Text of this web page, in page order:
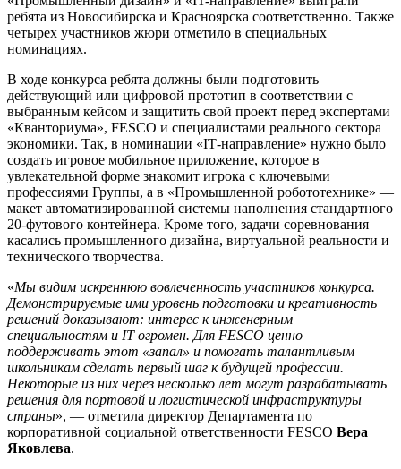
ребята из Новосибирска и Красноярска соответственно. Также
четырех участников жюри отметило в специальных
номинациях.
В ходе конкурса ребята должны были подготовить
действующий или цифровой прототип в соответствии с
выбранным кейсом и защитить свой проект перед экспертами
«Кванториума», FESCO и специалистами реального сектора
экономики. Так, в номинации «IT-направление» нужно было
создать игровое мобильное приложение, которое в
увлекательной форме знакомит игрока с ключевыми
профессиями Группы, а в «Промышленной робототехнике» —
макет автоматизированной системы наполнения стандартного
20-футового контейнера. Кроме того, задачи соревнования
касались промышленного дизайна, виртуальной реальности и
технического творчества.
«Мы видим искреннюю вовлеченность участников конкурса.
Демонстрируемые ими уровень подготовки и креативность
решений доказывают: интерес к инженерным
специальностям и ITогромен. Для FESCO ценно
поддерживать этот «запал» и помогать талантливым
школьникам сделать первый шаг к будущей профессии.
Некоторые из них через несколько лет могут разрабатывать
решения для портовой и логистической инфраструктуры
страны», — отметила директор Департамента по
корпоративной социальной ответственности FESCO Вера
Яковлева.